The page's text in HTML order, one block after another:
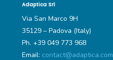
Adaptica Srl
Via San Marco 9H
35129 – Padova (Italy)
Ph. +39 049 773 968
Email: contact@adaptica.com